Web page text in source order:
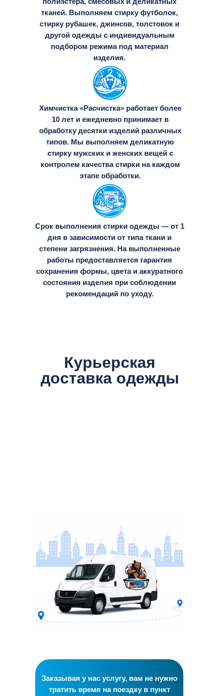
Срок выполнения стирки одежды — от 1
дня в зависимости от типа ткани и
степени загрязнения. На выполненные
работы предоставляется гарантия
сохранения формы, цвета и аккуратного
состояния изделия при соблюдении
рекомендаций по уходу.
Химчистка «Расчистка» работает более
10 лет и ежедневно принимает в
обработку десятки изделий различных
типов. Мы выполняем деликатную
стирку мужских и женских вещей с
контролем качества стирки на каждом
этапе обработки.
тканей. Выполняем стирку футболок,
стирку рубашек, джинсов, толстовок и
другой одежды с индивидуальным
подбором режима под материал
изделия.
Заказывая у нас услугу, вам не нужно
тратить время на поездку в пункт
Курьерская
доставка одежды